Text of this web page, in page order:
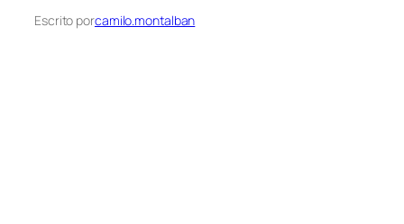
Escrito porcamilo.montalban